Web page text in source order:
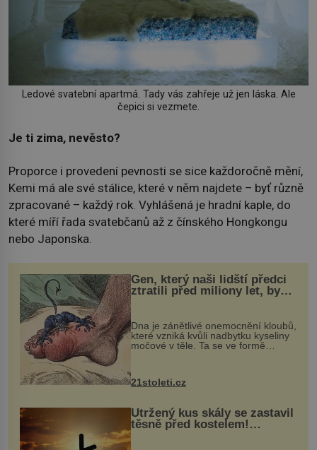
Ledové svatební apartmá. Tady vás zahřeje už jen láska. Ale
čepici si vezmete.
Je ti zima, nevěsto?
Proporce i provedení pevnosti se sice každoročně mění,
Kemi má ale své stálice, které v něm najdete – byť různě
zpracované – každý rok. Vyhlášená je hradní kaple, do
které míří řada svatebčanů až z čínského Hongkongu
nebo Japonska.
Gen, který naši lidští předci
ztratili před miliony let, by
mohl pomoci s léčbou
„nemoci králů“
Dna je zánětlivé onemocnění kloubů,
které vzniká kvůli nadbytku kyseliny
močové v těle. Ta se ve formě
nohou, a způsobuje bole...
21stoleti.cz
Utržený kus skály se zastavil
těsně před kostelem!
Ochránila ho boží síla?